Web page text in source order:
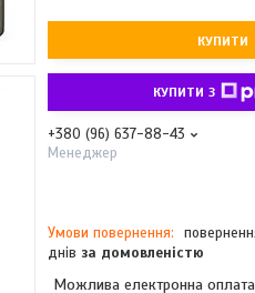
КУПИТИ
КУПИТИ З
+380 (96) 637-88-43
Менеджер
днів за домовленістю